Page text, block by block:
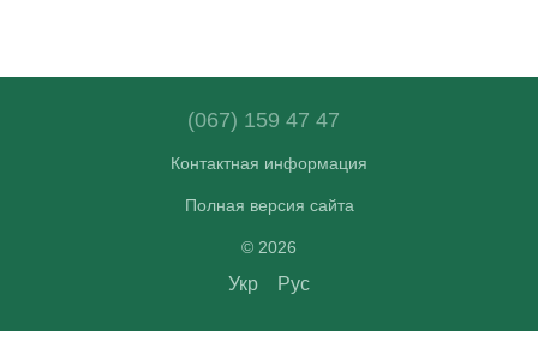
(067) 159 47 47
Контактная информация
Полная версия сайта
© 2026
Укр Рус